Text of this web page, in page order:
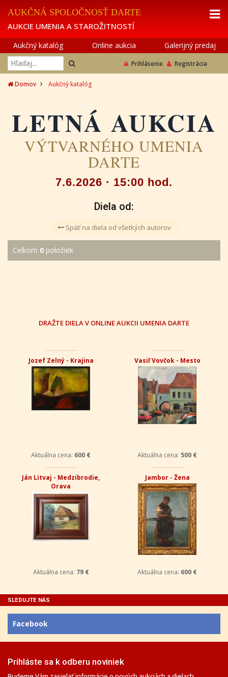
AUKČNÁ SPOLOČNOSŤ DARTE
AUKCIE UMENIA A STAROŽITNOSTÍ
Aukčný katalóg Online aukcia Galerijný predaj
Prihlásenie Registrácia
Domov Aukčný katalóg
LETNÁ AUKCIA
VÝTVARNÉHO UMENIA
DARTE
7.6.2026 · 15:00 hod.
Diela od:
Späť na diela od všetkých autorov
Celkom 0 položiek
DRAŽTE DIELA V ONLINE AUKCII UMENIA DARTE
Jozef Zelný - Krajina
Aktuálna cena: 600 €
Vasiľ Vovčok - Mesto
Aktuálna cena: 500 €
Ján Litvaj - Medzibrodie,
Orava
Aktuálna cena: 79 €
Jambor - Žena
Aktuálna cena: 600 €
SLEDUJTE NÁS
Facebook
Prihláste sa k odberu noviniek